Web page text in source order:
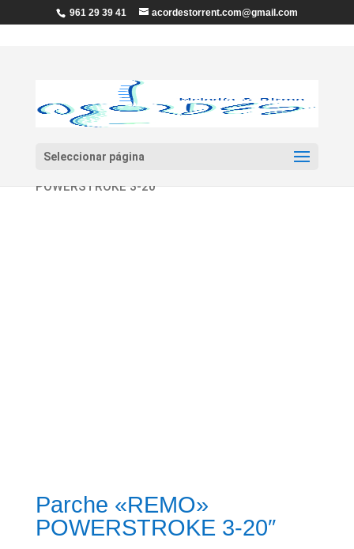
961 29 39 41 acordestorrent.com@gmail.com
Seleccionar página
Inicio/Percusión/
/ Parche «REMO»
POWERSTROKE 3-20″
Parche «REMO»
POWERSTROKE 3-20″